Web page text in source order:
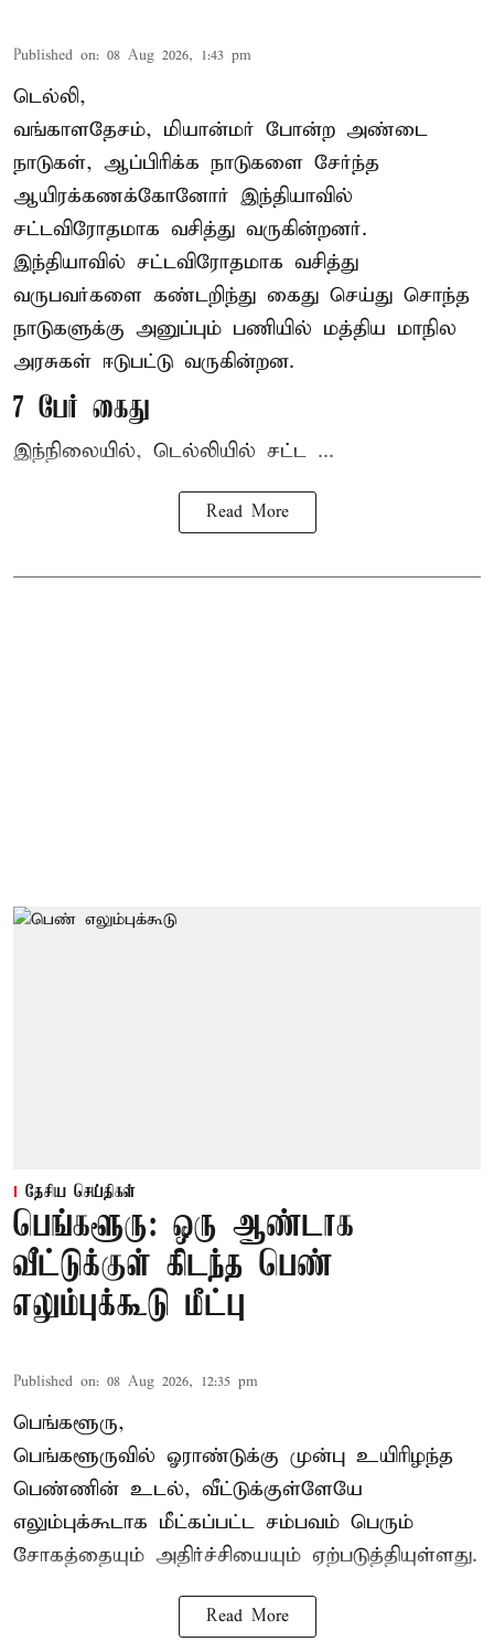
Published on: 08 Aug 2026, 1:43 pm
டெல்லி,
வங்காளதேசம், மியான்மர் போன்ற அண்டை
நாடுகள், ஆப்பிரிக்க நாடுகளை சேர்ந்த
ஆயிரக்கணக்கோனோர் இந்தியாவில்
சட்டவிரோதமாக வசித்து வருகின்றனர்.
இந்தியாவில் சட்டவிரோதமாக வசித்து
வருபவர்களை கண்டறிந்து கைது செய்து சொந்த
நாடுகளுக்கு அனுப்பும் பணியில் மத்திய மாநில
அரசுகள் ஈடுபட்டு வருகின்றன.
7 பேர் கைது
இந்நிலையில், டெல்லியில் சட்ட ...
Read More
தேசிய செய்திகள்
பெங்களூரு: ஒரு ஆண்டாக
வீட்டுக்குள் கிடந்த பெண்
எலும்புக்கூடு மீட்பு
Published on: 08 Aug 2026, 12:35 pm
பெங்களூரு,
பெங்களூருவில் ஓராண்டுக்கு முன்பு உயிரிழந்த
பெண்ணின் உடல், வீட்டுக்குள்ளேயே
எலும்புக்கூடாக மீட்கப்பட்ட சம்பவம் பெரும்
சோகத்தையும் அதிர்ச்சியையும் ஏற்படுத்தியுள்ளது.
Read More